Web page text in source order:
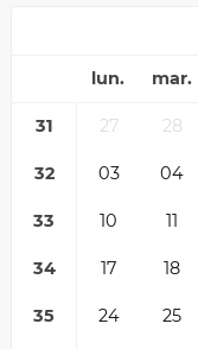
lun. mar.
31 27 28
32 03 04
33 10 11
34 17 18
35 24 25